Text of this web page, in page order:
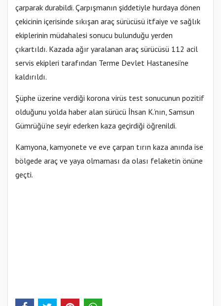
çarparak durabildi. Çarpışmanın şiddetiyle hurdaya dönen
çekicinin içerisinde sıkışan araç sürücüsü itfaiye ve sağlık
ekiplerinin müdahalesi sonucu bulunduğu yerden
çıkartıldı. Kazada ağır yaralanan araç sürücüsü 112 acil
servis ekipleri tarafından Terme Devlet Hastanesi’ne
kaldırıldı.
Şüphe üzerine verdiği korona virüs test sonucunun pozitif
olduğunu yolda haber alan sürücü İhsan K.’nın, Samsun
Gümrüğü’ne seyir ederken kaza geçirdiği öğrenildi.
Kamyona, kamyonete ve eve çarpan tırın kaza anında ise
bölgede araç ve yaya olmaması da olası felaketin önüne
geçti.